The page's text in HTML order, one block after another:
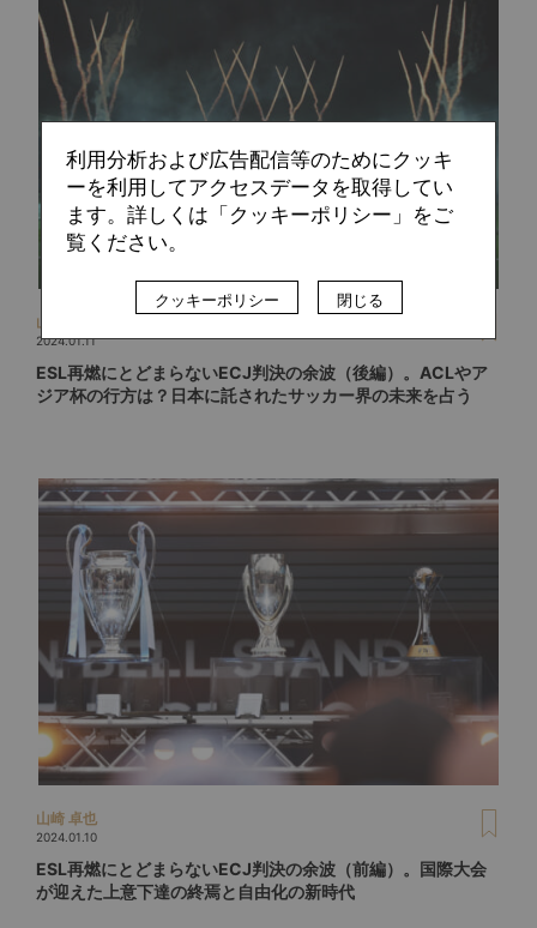
山崎 卓也
2024.01.11
ESL再燃にとどまらないECJ判決の余波（後編）。ACLやア
ジア杯の行方は？日本に託されたサッカー界の未来を占う
山崎 卓也
2024.01.10
ESL再燃にとどまらないECJ判決の余波（前編）。国際大会
が迎えた上意下達の終焉と自由化の新時代
利用分析および広告配信等のためにクッキ
ーを利用してアクセスデータを取得してい
ます。詳しくは「クッキーポリシー」をご
覧ください。
クッキーポリシー 閉じる